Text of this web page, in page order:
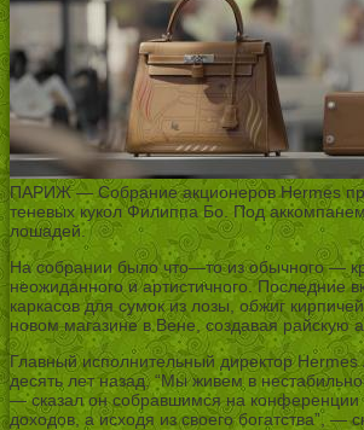
ПАРИЖ — Собрание акционеров Hermes
теневых кукол Филиппа Бо. Под
лошадей.
На собрании было что—то из обычного —
неожиданного и артистичного. Последние
каркасов для сумок из лозы, обжиг
новом магазине в Вене, создавая райскую
Главный исполнительный директор
десять лет назад. “Мы живем в
— сказал он собравшимся на конференции
доходов, а исходя из своего богатства”,